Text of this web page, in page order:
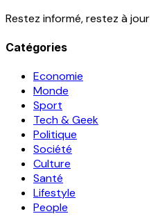
Restez informé, restez à jour
Catégories
Economie
Monde
Sport
Tech & Geek
Politique
Société
Culture
Santé
Lifestyle
People